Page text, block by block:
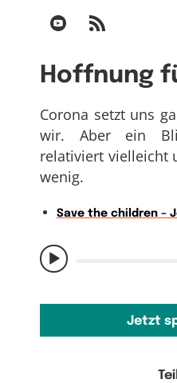
Hoffnung
Corona setzt uns
wir. Aber ein
relativiert vielleicht
wenig.
Save the children –
Jetzt